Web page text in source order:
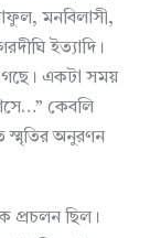
মনবিলাসী,
ইত্যাদি।
একটা সময়
কেবলি
স্মৃতির অনুরণন
প্রচলন ছিল।